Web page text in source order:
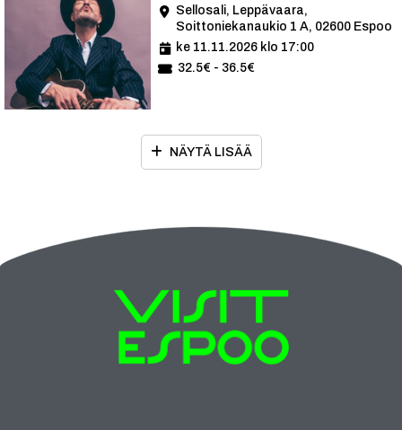
Sellosali, Leppävaara,
Soittoniekanaukio 1 A, 02600 Espoo
ke 11.11.2026 klo 17:00
32.5€ - 36.5€
NÄYTÄ LISÄÄ